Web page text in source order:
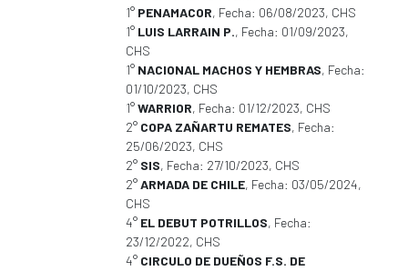
1° PENAMACOR, Fecha: 06/08/2023, CHS
1° LUIS LARRAIN P., Fecha: 01/09/2023,
CHS
1° NACIONAL MACHOS Y HEMBRAS, Fecha:
01/10/2023, CHS
1°WARRIOR, Fecha: 01/12/2023, CHS
2° COPA ZAÑARTU REMATES, Fecha:
25/06/2023, CHS
2° SIS, Fecha: 27/10/2023, CHS
2°ARMADA DE CHILE, Fecha: 03/05/2024,
CHS
4° EL DEBUT POTRILLOS, Fecha:
23/12/2022, CHS
4° CIRCULO DE DUEÑOS F.S. DE